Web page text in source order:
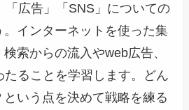
「広告」「SNS」についての
インターネットを使った集
索からの流入やweb広告、
たることを学習します。どん
いう点を決めて戦略を練る